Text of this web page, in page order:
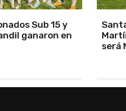
recibe a San
y el árbitro
Los